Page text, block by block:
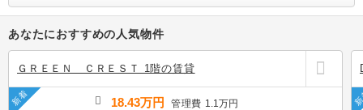
あなたにおすすめの人気物件
ＧＲＥＥＮ ＣＲＥＳＴ 1階の賃貸
新着 18.43万円 管理費 1.1万円